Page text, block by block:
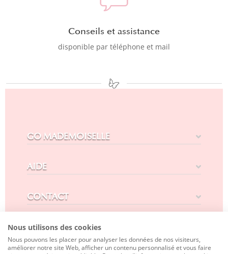
Conseils et assistance
disponible par téléphone et mail
GO MADEMOISELLE
AIDE
CONTACT
SUIVEZ-NOUS
Nous utilisons des cookies
Nous pouvons les placer pour analyser les données de nos visiteurs,
améliorer notre site Web, afficher un contenu personnalisé et vous faire